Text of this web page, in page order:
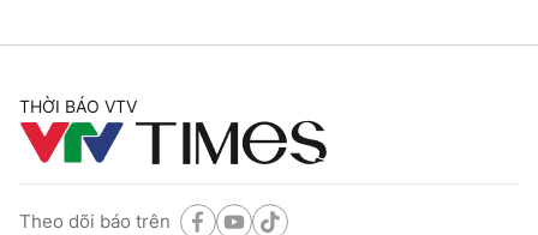
THỜI BÁO VTV
Theo dõi báo trên